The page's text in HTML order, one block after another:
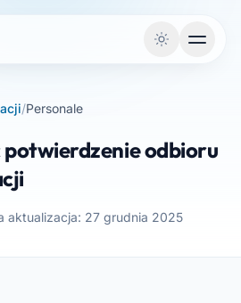
/Personale
odbioru
aktualizacja: 27 grudnia 2025